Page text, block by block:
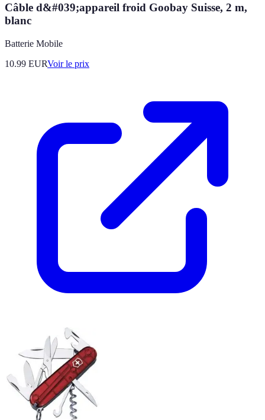
Câble d&#039;appareil froid Goobay Suisse, 2 m,
blanc
Batterie Mobile
10.99 EURVoir le prix